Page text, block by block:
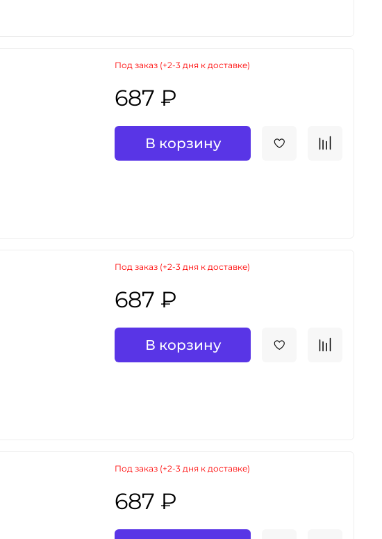
Под заказ (+2-3 дня к доставке)
687 ₽
В корзину
Под заказ (+2-3 дня к доставке)
687 ₽
В корзину
Под заказ (+2-3 дня к доставке)
687 ₽